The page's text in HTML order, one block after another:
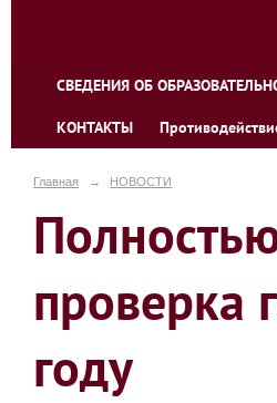
СВЕДЕНИЯ ОБ
КОНТАКТЫ
Главная → НОВОСТИ
проверка
году